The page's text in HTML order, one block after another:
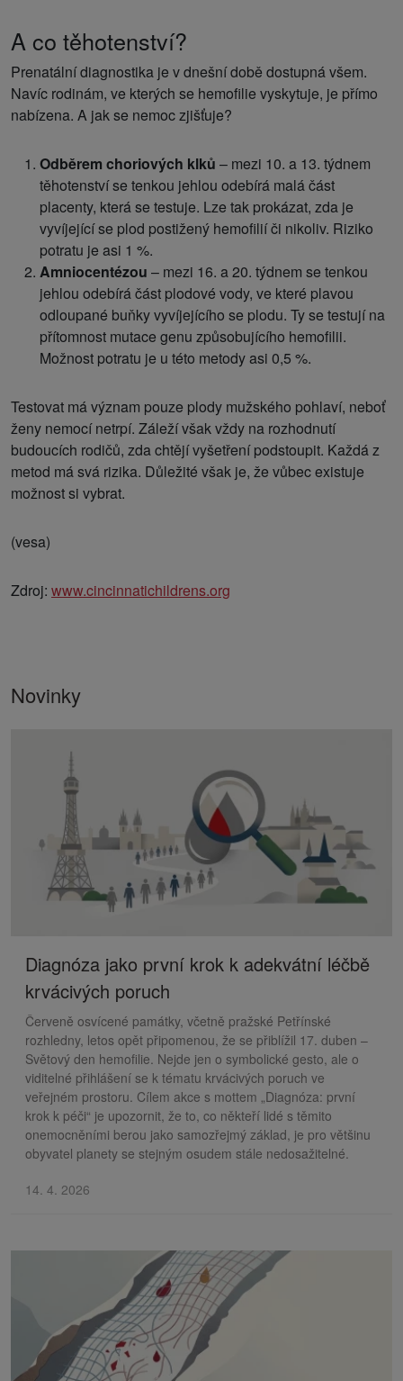
A co těhotenství?
Prenatální diagnostika je v dnešní době dostupná všem.
Navíc rodinám, ve kterých se hemofilie vyskytuje, je přímo
nabízena. A jak se nemoc zjišťuje?
Odběrem choriových klků – mezi 10. a 13. týdnem
těhotenství se tenkou jehlou odebírá malá část
placenty, která se testuje. Lze tak prokázat, zda je
vyvíjející se plod postižený hemofilií či nikoliv. Riziko
potratu je asi 1 %.
Amniocentézou – mezi 16. a 20. týdnem se tenkou
jehlou odebírá část plodové vody, ve které plavou
odloupané buňky vyvíjejícího se plodu. Ty se testují na
přítomnost mutace genu způsobujícího hemofilii.
Možnost potratu je u této metody asi 0,5 %.
Testovat má význam pouze plody mužského pohlaví, neboť
ženy nemocí netrpí. Záleží však vždy na rozhodnutí
budoucích rodičů, zda chtějí vyšetření podstoupit. Každá z
metod má svá rizika. Důležité však je, že vůbec existuje
možnost si vybrat.
(vesa)
Zdroj: www.cincinnatichildrens.org
Novinky
Diagnóza jako první krok k adekvátní léčbě
krvácivých poruch
Červeně osvícené památky, včetně pražské Petřínské
rozhledny, letos opět připomenou, že se přiblížil 17. duben –
Světový den hemofilie. Nejde jen o symbolické gesto, ale o
viditelné přihlášení se k tématu krvácivých poruch ve
veřejném prostoru. Cílem akce s mottem „Diagnóza: první
krok k péči“ je upozornit, že to, co někteří lidé s těmito
onemocněními berou jako samozřejmý základ, je pro většinu
obyvatel planety se stejným osudem stále nedosažitelné.
14. 4. 2026